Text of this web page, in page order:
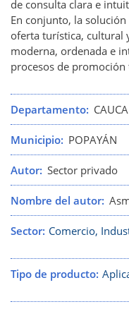
de consulta clara e
En conjunto, la
oferta turística, cultural
moderna, ordenada e
procesos de
Departamento CAUCA
Municipio POPAYÁN
Autor Sector privado
Nombre del autor
Sector Comercio,
Tipo de producto